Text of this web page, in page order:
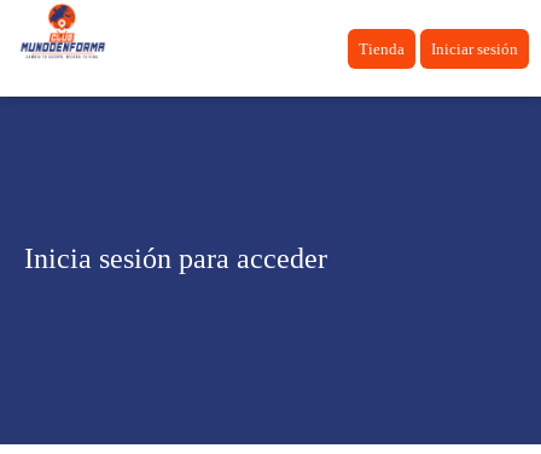
Tienda Iniciar sesión
Inicia sesión para acceder